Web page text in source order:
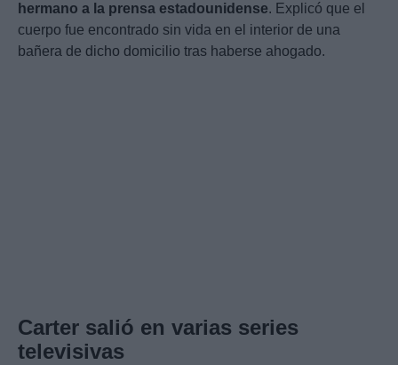
hermano a la prensa estadounidense. Explicó que el
cuerpo fue encontrado sin vida en el interior de una
bañera de dicho domicilio tras haberse ahogado.
Carter salió en varias series
televisivas